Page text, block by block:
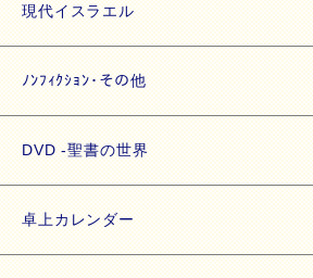
現代イスラエル
ﾉﾝﾌｨｸｼｮﾝ･その他
DVD -聖書の世界
卓上カレンダー